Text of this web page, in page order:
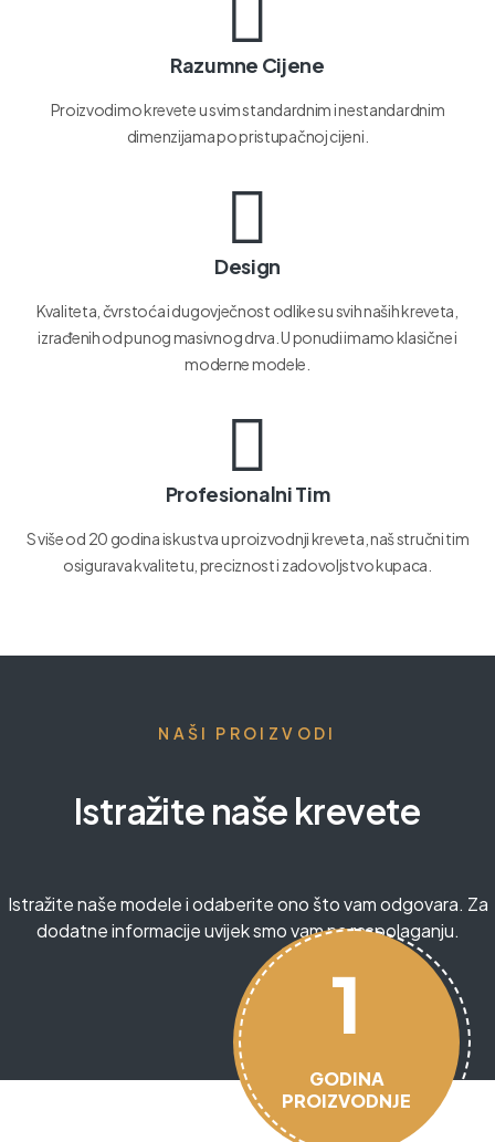
Razumne Cijene
Proizvodimo krevete u svim standardnim i nestandardnim
dimenzijama po pristupačnoj cijeni.
Design
Kvaliteta, čvrstoća i dugovječnost odlike su svih naših kreveta,
izrađenih od punog masivnog drva. U ponudi imamo klasične i
moderne modele.
Profesionalni Tim
S više od 20 godina iskustva u proizvodnji kreveta, naš stručni tim
osigurava kvalitetu, preciznost i zadovoljstvo kupaca.
NAŠI PROIZVODI
Istražite naše krevete
Istražite naše modele i odaberite ono što vam odgovara. Za
dodatne informacije uvijek smo vam na raspolaganju.
1
GODINA
PROIZVODNJE